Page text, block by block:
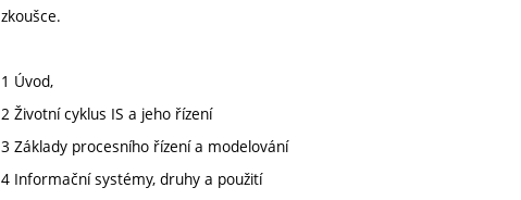
zkoušce.
1 Úvod,
2 Životní cyklus IS a jeho řízení
3 Základy procesního řízení a modelování
4 Informační systémy, druhy a použití